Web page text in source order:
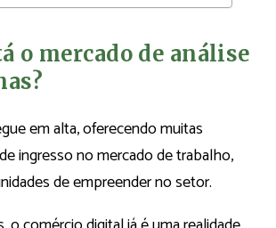
o mercado de análise
em alta, oferecendo muitas
ingresso no mercado de trabalho,
de empreender no setor.